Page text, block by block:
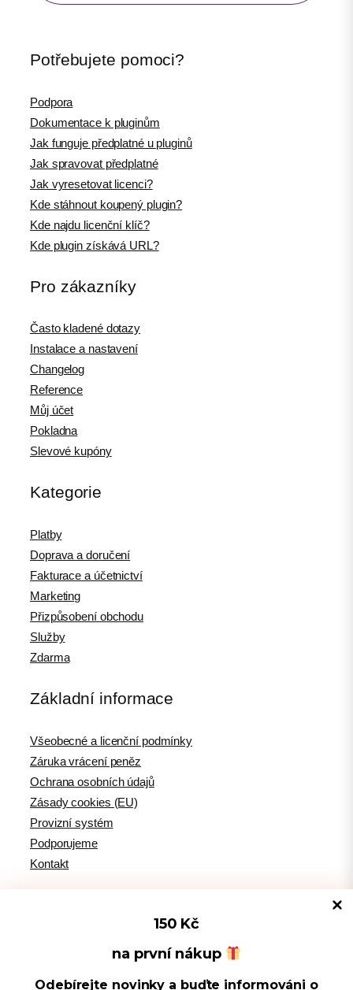
Spravovat souhlas s cookies
Potřebujete pomoci?
Podpora
Dokumentace k pluginům
Jak funguje předplatné u pluginů
Jak spravovat předplatné
Jak vyresetovat licenci?
Kde stáhnout koupený plugin?
Kde najdu licenční klíč?
Kde plugin získává URL?
Pro zákazníky
Často kladené dotazy
Instalace a nastavení
Changelog
Reference
Můj účet
Pokladna
Slevové kupóny
Kategorie
Platby
Doprava a doručení
Fakturace a účetnictví
Marketing
Přizpůsobení obchodu
Služby
Zdarma
Základní informace
Všeobecné a licenční podmínky
Záruka vrácení peněz
Ochrana osobních údajů
Zásady cookies (EU)
Provizní systém
Podporujeme
Kontakt
Tipy pro WordPress
150 Kč
na první nákup
Odebírejte novinky a buďte informováni o